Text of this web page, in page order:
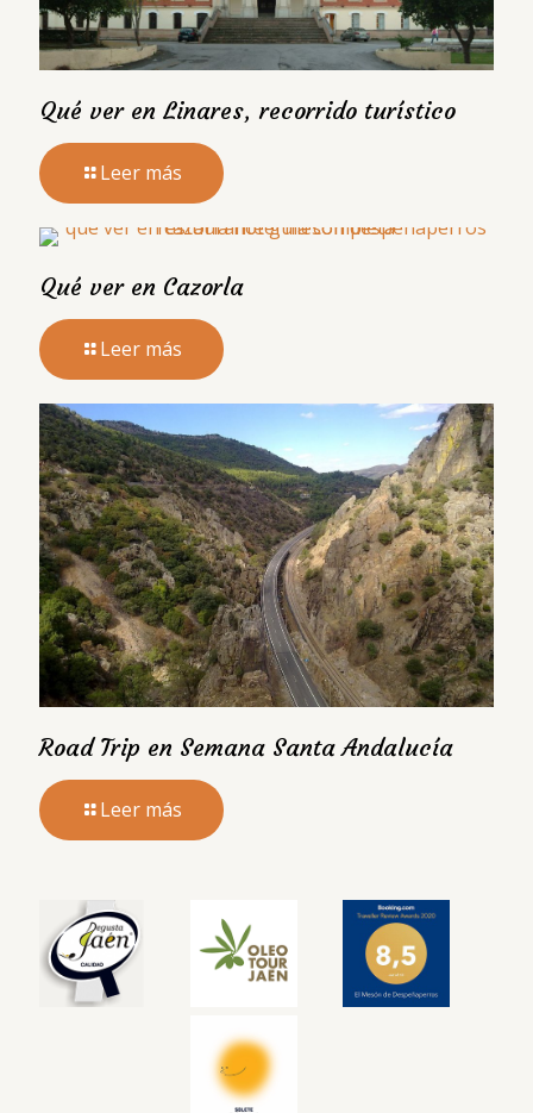
Qué ver en Linares, recorrido turístico
Leer más
Qué ver en Cazorla
Leer más
Road Trip en Semana Santa Andalucía
Leer más